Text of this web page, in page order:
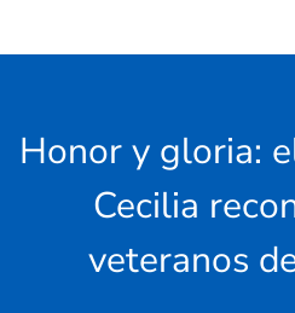
Honor y gloria:
Cecilia
veteranos